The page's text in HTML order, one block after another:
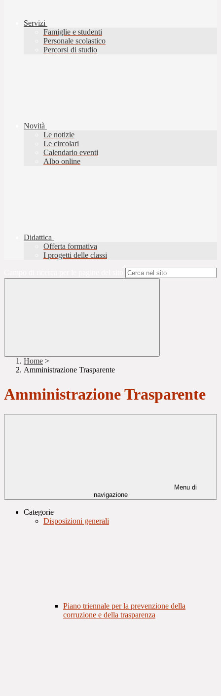
Servizi
Famiglie e studenti
Personale scolastico
Percorsi di studio
Novità
Le notizie
Le circolari
Calendario eventi
Albo online
Didattica
Offerta formativa
I progetti delle classi
Home >
Amministrazione Trasparente
Amministrazione Trasparente
Menu di
navigazione
Categorie
Disposizioni generali
Piano triennale per la prevenzione della
corruzione e della trasparenza